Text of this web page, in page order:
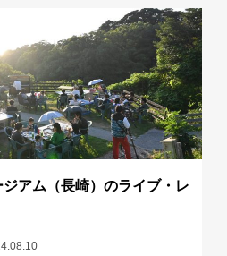
アム（長崎）のライブ・レ